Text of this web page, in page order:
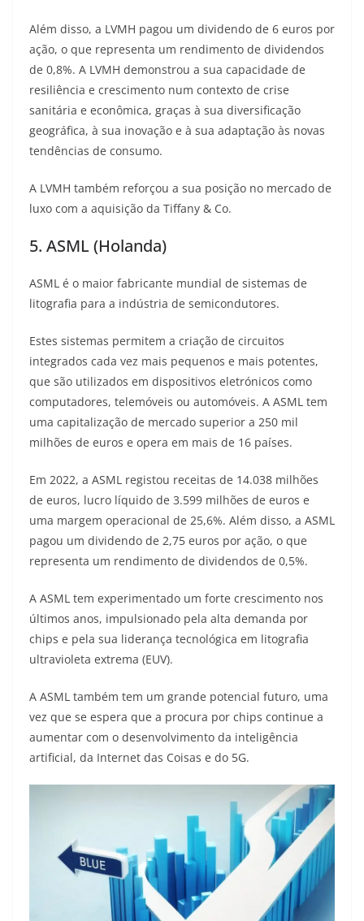
Além disso, a LVMH pagou um dividendo de 6 euros por
ação, o que representa um rendimento de dividendos
de 0,8%. A LVMH demonstrou a sua capacidade de
resiliência e crescimento num contexto de crise
sanitária e econômica, graças à sua diversificação
geográfica, à sua inovação e à sua adaptação às novas
tendências de consumo.
A LVMH também reforçou a sua posição no mercado de
luxo com a aquisição da Tiffany & Co.
5. ASML (Holanda)
ASML é o maior fabricante mundial de sistemas de
litografia para a indústria de semicondutores.
Estes sistemas permitem a criação de circuitos
integrados cada vez mais pequenos e mais potentes,
que são utilizados em dispositivos eletrónicos como
computadores, telemóveis ou automóveis. A ASML tem
uma capitalização de mercado superior a 250 mil
milhões de euros e opera em mais de 16 países.
Em 2022, a ASML registou receitas de 14.038 milhões
de euros, lucro líquido de 3.599 milhões de euros e
uma margem operacional de 25,6%. Além disso, a ASML
pagou um dividendo de 2,75 euros por ação, o que
representa um rendimento de dividendos de 0,5%.
A ASML tem experimentado um forte crescimento nos
últimos anos, impulsionado pela alta demanda por
chips e pela sua liderança tecnológica em litografia
ultravioleta extrema (EUV).
A ASML também tem um grande potencial futuro, uma
vez que se espera que a procura por chips continue a
aumentar com o desenvolvimento da inteligência
artificial, da Internet das Coisas e do 5G.